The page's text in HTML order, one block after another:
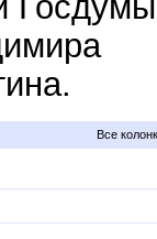
Все